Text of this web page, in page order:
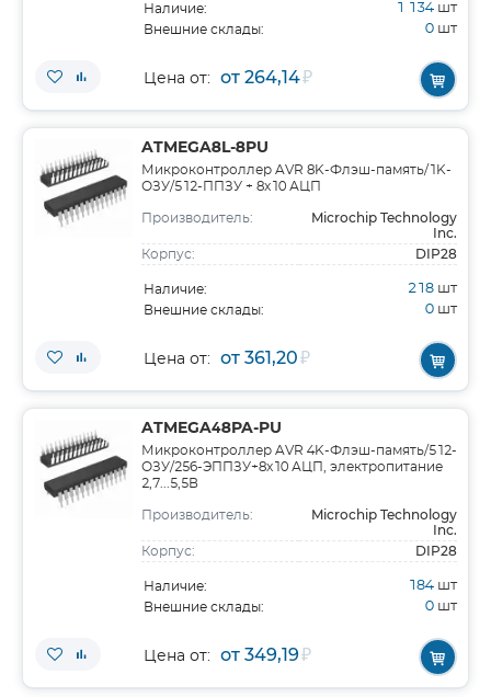
Наличие: 1 134 шт
Внешние склады: 0 шт
Цена от: от 264,14₽
ATMEGA8L-8PU
Микроконтроллер AVR 8K-Флэш-память/1K-
ОЗУ/512-ППЗУ + 8x10 АЦП
Производитель:
Microchip Technology
Inc.
Корпус: DIP28
Наличие: 218 шт
Внешние склады: 0 шт
Цена от: от 361,20₽
ATMEGA48PA-PU
Микроконтроллер AVR 4K-Флэш-память/512-
ОЗУ/256-ЭППЗУ+8x10 АЦП, электропитание
2,7...5,5В
Производитель:
Microchip Technology
Inc.
Корпус: DIP28
Наличие: 184 шт
Внешние склады: 0 шт
Цена от: от 349,19₽